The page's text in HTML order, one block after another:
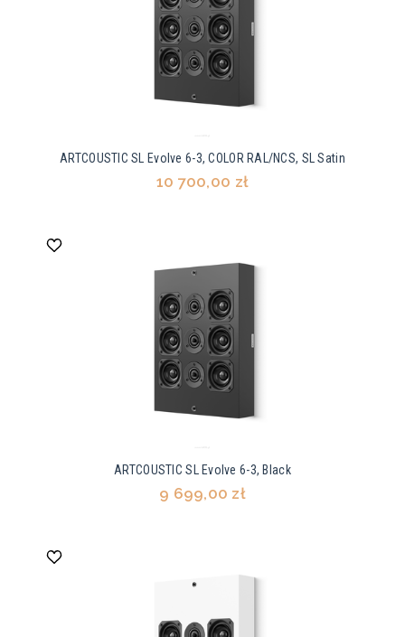
ARTCOUSTIC SL Evolve 6-3, COLOR RAL/NCS, SL Satin
10 700,00 zł
ARTCOUSTIC SL Evolve 6-3, Black
9 699,00 zł